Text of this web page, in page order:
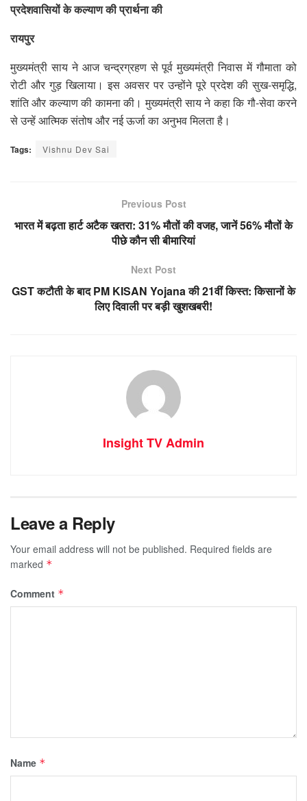
प्रदेशवासियों के कल्याण की प्रार्थना की
रायपुर
मुख्यमंत्री साय ने आज चन्द्रग्रहण से पूर्व मुख्यमंत्री निवास में गौमाता को
रोटी और गुड़ खिलाया। इस अवसर पर उन्होंने पूरे प्रदेश की सुख-समृद्धि,
शांति और कल्याण की कामना की। मुख्यमंत्री साय ने कहा कि गौ-सेवा करने
से उन्हें आत्मिक संतोष और नई ऊर्जा का अनुभव मिलता है।
Tags: Vishnu Dev Sai
Previous Post
भारत में बढ़ता हार्ट अटैक खतरा: 31% मौतों की वजह, जानें 56% मौतों के
पीछे कौन सी बीमारियां
Next Post
GST कटौती के बाद PM KISAN Yojana की 21वीं किस्त: किसानों के
लिए दिवाली पर बड़ी खुशखबरी!
Insight TV Admin
Leave a Reply
Your email address will not be published. Required fields are
marked *
Comment *
Name *